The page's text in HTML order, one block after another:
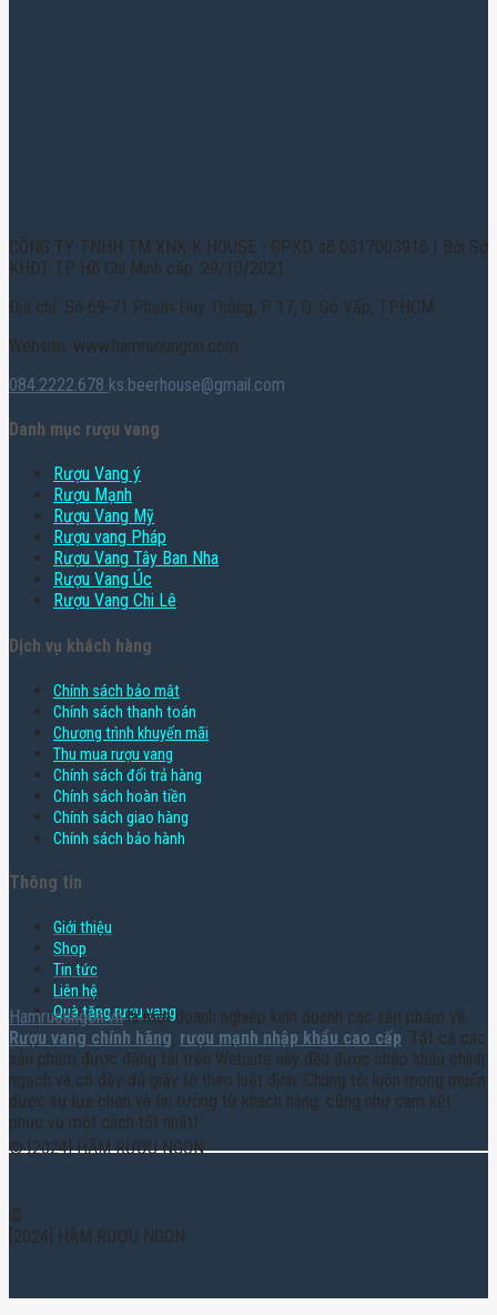
CÔNG TY TNHH TM XNK K HOUSE - GPKD số 0317003916 | Bởi Sở
KHĐT TP. Hồ Chí Minh cấp: 29/10/2021
Địa chỉ: Số 69-71 Phạm Huy Thông, P. 17, Q. Gò Vấp, TPHCM
Website: www.hamruoungon.com
084.2222.678 ks.beerhouse@gmail.com
Danh mục rượu vang
Rượu Vang ý
Rượu Mạnh
Rượu Vang Mỹ
Rượu vang Pháp
Rượu Vang Tây Ban Nha
Rượu Vang Úc
Rượu Vang Chi Lê
Dịch vụ khách hàng
Chính sách bảo mật
Chính sách thanh toán
Chương trình khuyến mãi
Thu mua rượu vang
Chính sách đổi trả hàng
Chính sách hoàn tiền
Chính sách giao hàng
Chính sách bảo hành
Thông tin
Giới thiệu
Shop
Tin tức
Liên hệ
Quà tặng rượu vang
Hamruoungon.vnlà một doanh nghiệp kinh doanh các sản phẩm về
Rượu vang chính hãng, rượu mạnh nhập khẩu cao cấp. Tất cả các
sản phẩm được đăng tải trên Website này đều được nhập khẩu chính
ngạch và có đầy đủ giấy tờ theo luật định. Chúng tôi luôn mong muốn
được sự lựa chọn và tin tưởng từ khách hàng, cũng như cam kết
phục vụ một cách tốt nhất!
© [2024] HẦM RƯỢU NGON
©
[2024] HẦM RƯỢU NGON